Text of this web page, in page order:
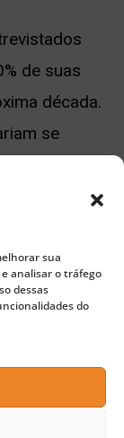
sua
analisar o tráfego
dessas
do
de suas
década.
se
que investir